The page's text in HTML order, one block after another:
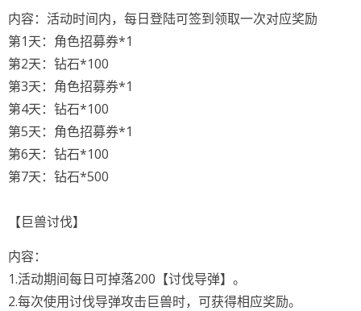
内容：活动时间内，每日登陆可签到领取一次对应奖励
第1天：角色招募券*1
第2天：钻石*100
第3天：角色招募券*1
第4天：钻石*100
第5天：角色招募券*1
第6天：钻石*100
第7天：钻石*500
【巨兽讨伐】
内容：
1.活动期间每日可掉落200【讨伐导弹】。
2.每次使用讨伐导弹攻击巨兽时，可获得相应奖励。